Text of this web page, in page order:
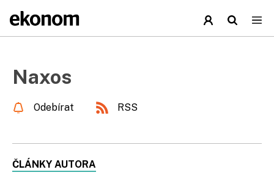
Naxos
Odebírat RSS
ČLÁNKY AUTORA